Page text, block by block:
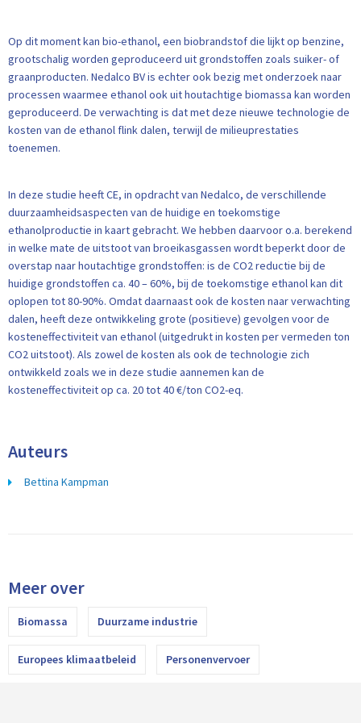
Op dit moment kan bio-ethanol, een biobrandstof die lijkt op benzine,
grootschalig worden geproduceerd uit grondstoffen zoals suiker- of
graanproducten. Nedalco BV is echter ook bezig met onderzoek naar
processen waarmee ethanol ook uit houtachtige biomassa kan worden
geproduceerd. De verwachting is dat met deze nieuwe technologie de
kosten van de ethanol flink dalen, terwijl de milieuprestaties
toenemen.
In deze studie heeft CE, in opdracht van Nedalco, de verschillende
duurzaamheidsaspecten van de huidige en toekomstige
ethanolproductie in kaart gebracht. We hebben daarvoor o.a. berekend
in welke mate de uitstoot van broeikasgassen wordt beperkt door de
overstap naar houtachtige grondstoffen: is de CO2 reductie bij de
huidige grondstoffen ca. 40 – 60%, bij de toekomstige ethanol kan dit
oplopen tot 80-90%. Omdat daarnaast ook de kosten naar verwachting
dalen, heeft deze ontwikkeling grote (positieve) gevolgen voor de
kosteneffectiviteit van ethanol (uitgedrukt in kosten per vermeden ton
CO2 uitstoot). Als zowel de kosten als ook de technologie zich
ontwikkeld zoals we in deze studie aannemen kan de
kosteneffectiviteit op ca. 20 tot 40 €/ton CO2-eq.
Auteurs
Bettina Kampman
Meer over
Biomassa Duurzame industrie
Europees klimaatbeleid Personenvervoer